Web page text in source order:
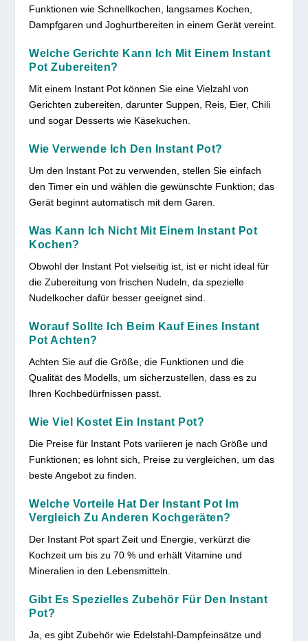
Funktionen wie Schnellkochen, langsames Kochen,
Dampfgaren und Joghurtbereiten in einem Gerät vereint.
Welche Gerichte Kann Ich Mit Einem Instant
Pot Zubereiten?
Mit einem Instant Pot können Sie eine Vielzahl von
Gerichten zubereiten, darunter Suppen, Reis, Eier, Chili
und sogar Desserts wie Käsekuchen.
Wie Verwende Ich Den Instant Pot?
Um den Instant Pot zu verwenden, stellen Sie einfach
den Timer ein und wählen die gewünschte Funktion; das
Gerät beginnt automatisch mit dem Garen.
Was Kann Ich Nicht Mit Einem Instant Pot
Kochen?
Obwohl der Instant Pot vielseitig ist, ist er nicht ideal für
die Zubereitung von frischen Nudeln, da spezielle
Nudelkocher dafür besser geeignet sind.
Worauf Sollte Ich Beim Kauf Eines Instant
Pot Achten?
Achten Sie auf die Größe, die Funktionen und die
Qualität des Modells, um sicherzustellen, dass es zu
Ihren Kochbedürfnissen passt.
Wie Viel Kostet Ein Instant Pot?
Die Preise für Instant Pots variieren je nach Größe und
Funktionen; es lohnt sich, Preise zu vergleichen, um das
beste Angebot zu finden.
Welche Vorteile Hat Der Instant Pot Im
Vergleich Zu Anderen Kochgeräten?
Der Instant Pot spart Zeit und Energie, verkürzt die
Kochzeit um bis zu 70 % und erhält Vitamine und
Mineralien in den Lebensmitteln.
Gibt Es Spezielles Zubehör Für Den Instant
Pot?
Ja, es gibt Zubehör wie Edelstahl-Dampfeinsätze und